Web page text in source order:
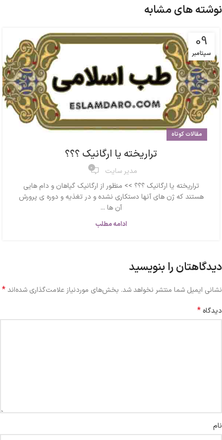
نوشته های مشابه
09
سپتامبر
مقالات کوتاه
تراریخته یا ارگانیک ؟؟؟
مدیر سایت 0
تراریخته یا ارگانیک ؟؟؟ >> منظور از ارگانیک گیاهان و دام هایی
هستند که ژن های آنها دستکاری نشده و در تغذیه و دوره ی پرورش
آن ها ...
ادامه مطلب
دیدگاهتان را بنویسید
نشانی ایمیل شما منتشر نخواهد شد. بخش‌های موردنیاز علامت‌گذاری شده‌اند*
دیدگاه *
نام